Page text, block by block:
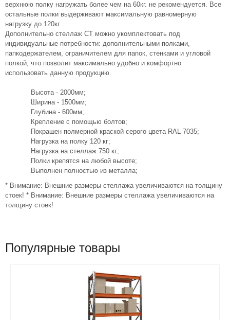
верхнюю полку нагружать более чем на 60кг. не рекомендуется. Все
остальные полки выдерживают максимальную равномерную
нагрузку до 120кг.
Дополнительно стеллаж СТ можно укомплектовать под
индивидуальные потребности: дополнительными полками,
папкодержателем, ограничителем для папок, стенками и угловой
полкой, что позволит максимально удобно и комфортно
использовать данную продукцию.
Высота - 2000мм;
Ширина - 1500мм;
Глубина - 600мм;
Крепление с помощью болтов;
Покрашен полмерной краской серого цвета RAL 7035;
Нагрузка на полку 120 кг;
Нагрузка на стеллаж 750 кг;
Полки крепятся на любой высоте;
Выполнен полностью из металла;
* Внимание: Внешние размеры стеллажа увеличиваются на толщину
стоек! * Внимание: Внешние размеры стеллажа увеличиваются на
толщину стоек!
Популярные товары